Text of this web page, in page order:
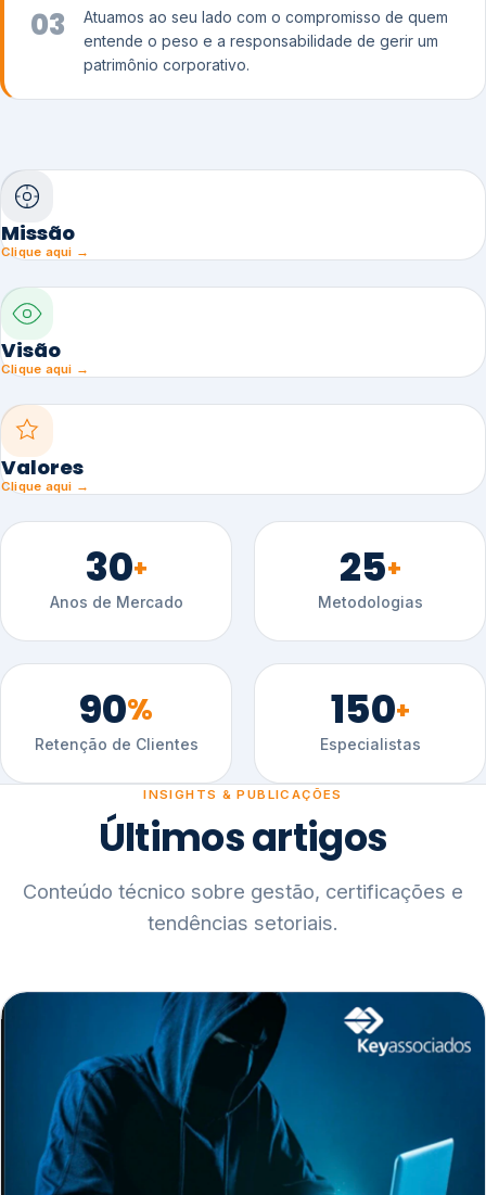
03
Atuamos ao seu lado com o compromisso de quem
entende o peso e a responsabilidade de gerir um
patrimônio corporativo.
Missão
Clique aqui →
Visão
Clique aqui →
Valores
Clique aqui →
30+
Anos de Mercado
25+
Metodologias
90%
Retenção de Clientes
150+
Especialistas
INSIGHTS & PUBLICAÇÕES
Últimos artigos
Conteúdo técnico sobre gestão, certificações e
tendências setoriais.